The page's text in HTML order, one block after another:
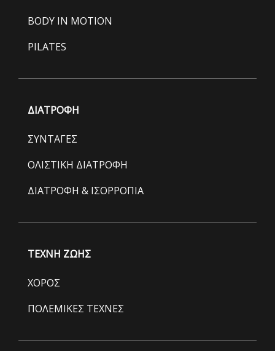
BODY IN MOTION
PILATES
ΔΙΑΤΡΟΦΗ
ΣΥΝΤΑΓΕΣ
ΟΛΙΣΤΙΚΗ ΔΙΑΤΡΟΦΗ
ΔΙΑΤΡΟΦΗ & ΙΣΟΡΡΟΠΙΑ
ΤΕΧΝΗ ΖΩΗΣ
ΧΟΡΟΣ
ΠΟΛΕΜΙΚΕΣ ΤΕΧΝΕΣ